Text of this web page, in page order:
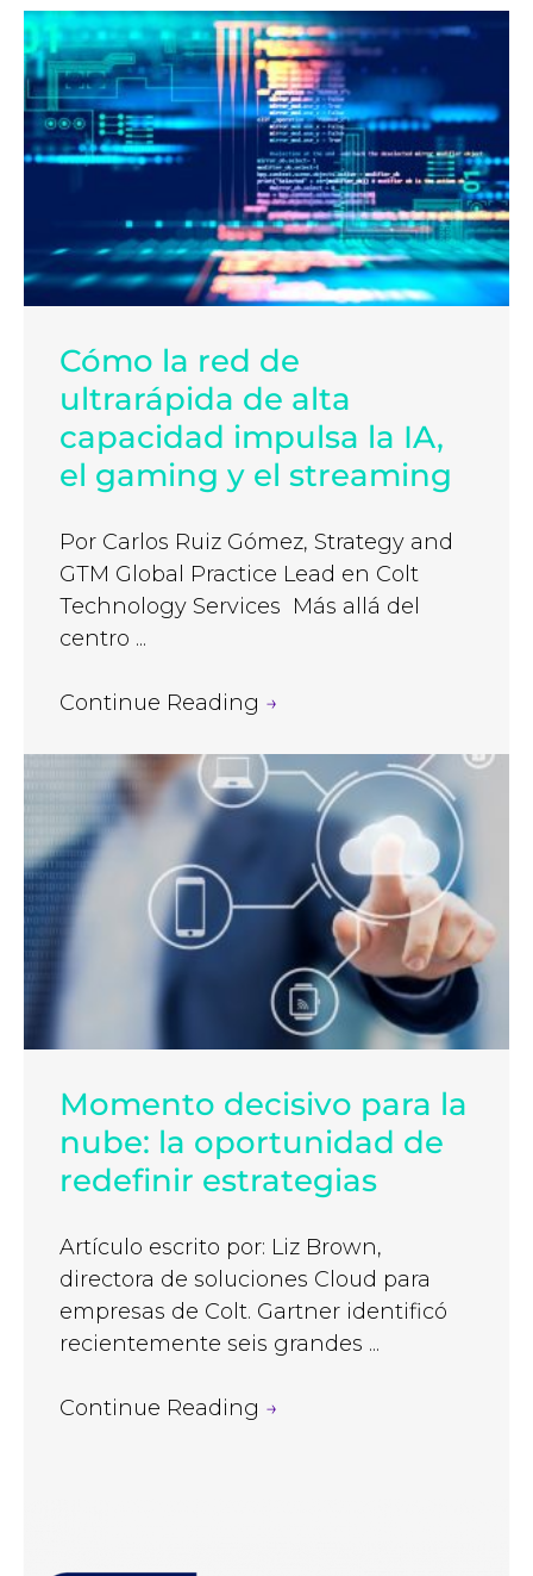
Cómo la red de
ultrarápida de alta
capacidad impulsa la IA,
el gaming y el streaming
Por Carlos Ruiz Gómez, Strategy and
GTM Global Practice Lead en Colt
Technology Services Más allá del
centro ...
Continue Reading →
Momento decisivo para la
nube: la oportunidad de
redefinir estrategias
Artículo escrito por: Liz Brown,
directora de soluciones Cloud para
empresas de Colt. Gartner identificó
recientemente seis grandes ...
Continue Reading →